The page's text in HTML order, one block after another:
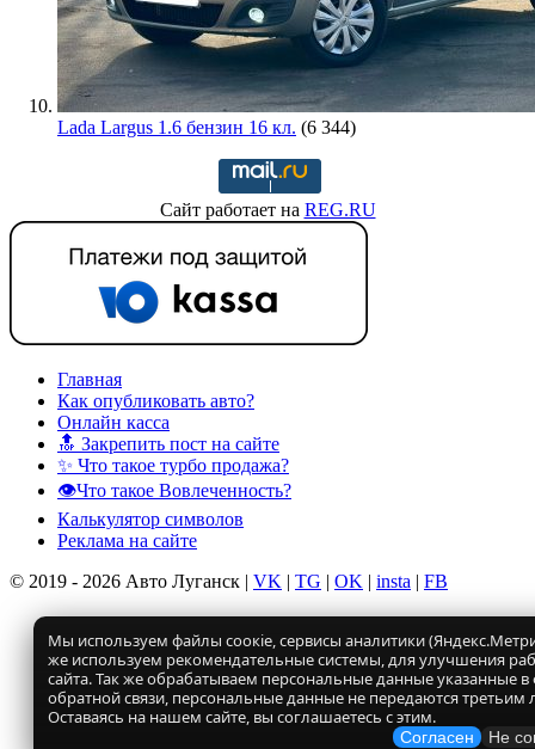
Lada Largus 1.6 бензин 16 кл. (6 344)
Сайт работает на REG.RU
Главная
Как опубликовать авто?
Онлайн касса
🔝 Закрепить пост на сайте
✨ Что такое турбо продажа?
👁️Что такое Вовлеченность?
Калькулятор символов
Реклама на сайте
© 2019 - 2026 Авто Луганск | VK | TG | OK | insta | FB
Мы используем файлы соокіе, сервисы аналитики
же используем рекомендательные системы, для улучшения
сайта. Так же обрабатываем персональные данные указанные
обратной связи, персональные данные не передаются третьим
Оставаясь на нашем сайте, вы соглашаетесь с этим.
Согласен Не